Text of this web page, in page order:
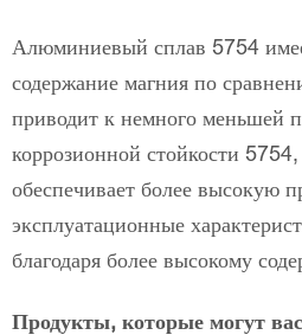
Алюминиевый сплав 5754
содержание магния по
приводит к немного меньшей
коррозионной стойкости
обеспечивает более высокую
эксплуатационные
благодаря более высокому
Продукты, которые могут вас